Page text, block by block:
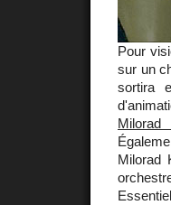
Pour
sur un
sortira
Milorad
Milorad